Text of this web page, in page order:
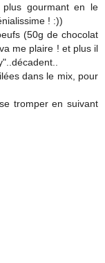
gourmant en le
! :))
(50g de chocolat
me plaire ! et plus il
dans le mix, pour
tromper en suivant